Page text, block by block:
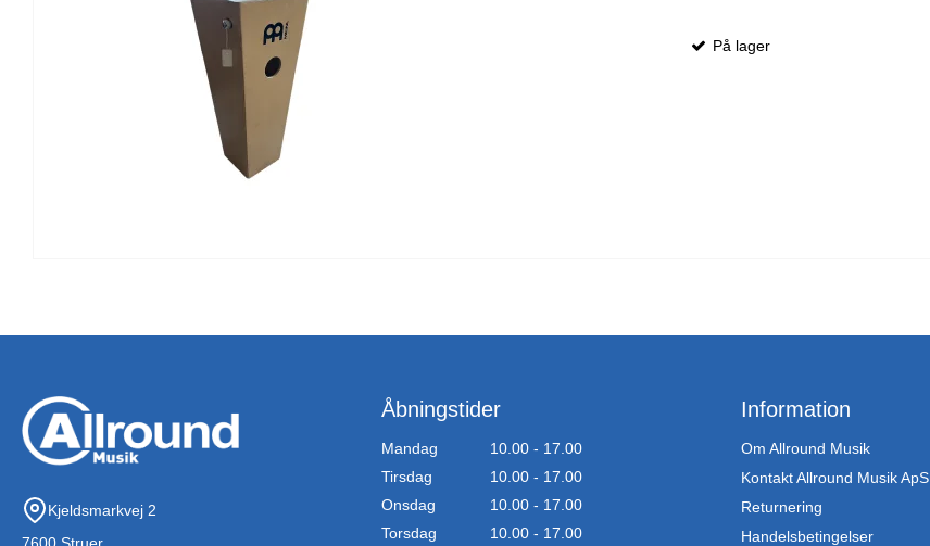
På lager
Kjeldsmarkvej 2
Åbningstider
Mandag
10.00 - 17.00
Tirsdag
10.00 - 17.00
Onsdag
10.00 - 17.00
Torsdag
10.00 - 17.00
Information
Om Allround Musik
Kontakt Allround Musik ApS
Returnering
Handelsbetingelser